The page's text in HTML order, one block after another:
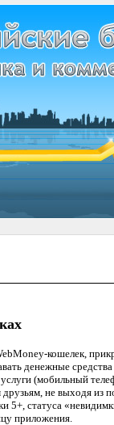
кошелек,
денежные
(мобильный
друзьям, не выходя
5+, статуса
приложения.